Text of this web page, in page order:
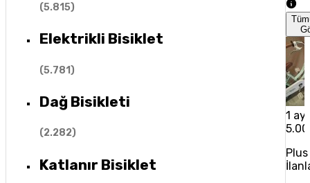
(5.815)
Elektrikli Bisiklet
(5.781)
Dağ Bisikleti
(2.282)
Katlanır Bisiklet
1
Plus